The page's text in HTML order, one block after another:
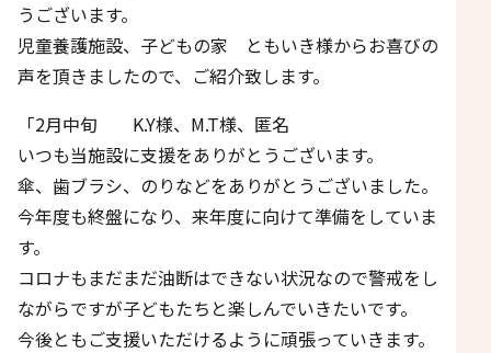
うございます。
児童養護施設、子どもの家 ともいき様からお喜びの
声を頂きましたので、ご紹介致します。
「2月中旬 K.Y様、M.T様、匿名
いつも当施設に支援をありがとうございます。
傘、歯ブラシ、のりなどをありがとうございました。
今年度も終盤になり、来年度に向けて準備をしていま
す。
コロナもまだまだ油断はできない状況なので警戒をし
ながらですが子どもたちと楽しんでいきたいです。
今後ともご支援いただけるように頑張っていきます。